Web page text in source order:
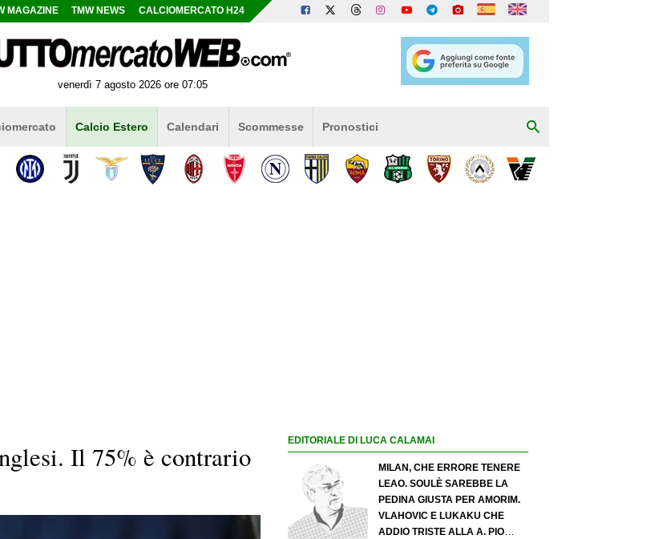
MAGAZINE TMW NEWS CALCIOMERCATO H24
venerdì 7 agosto 2026 ore 07:05
Calcio Estero Calendari Scommesse Pronostici
Il 75% è contrario
EDITORIALE DI LUCA CALAMAI
MILAN, CHE ERRORE TENERE
LEAO. SOULÈ SAREBBE LA
PEDINA GIUSTA PER AMORIM.
VLAHOVIC E LUKAKU CHE
ADDIO TRISTE ALLA A. PIO